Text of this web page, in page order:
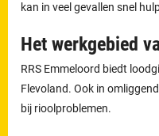
kan in veel gevallen snel
Het werkgebied
RRS Emmeloord biedt
Flevoland. Ook in
bij rioolproblemen.